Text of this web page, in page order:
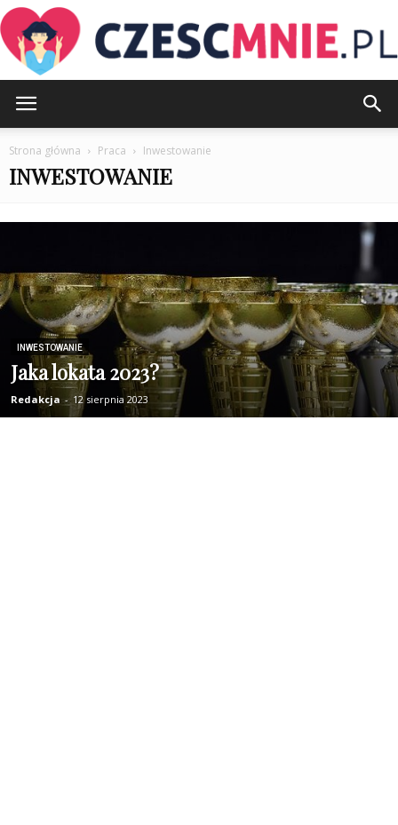
Strona główna Praca Inwestowanie
INWESTOWANIE
INWESTOWANIE
Jaka lokata 2023?
Redakcja - 12 sierpnia 2023